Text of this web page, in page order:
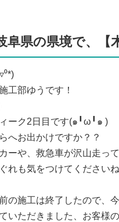
阜県の県境で、【
工部ゆうです！
ーク2日目です(๑╹ω╹๑ )
へお出かけですか？？
ーや、救急車が沢山走って
れも気をつけてくださいね
の施工は終了したので、
いただきました、お客様